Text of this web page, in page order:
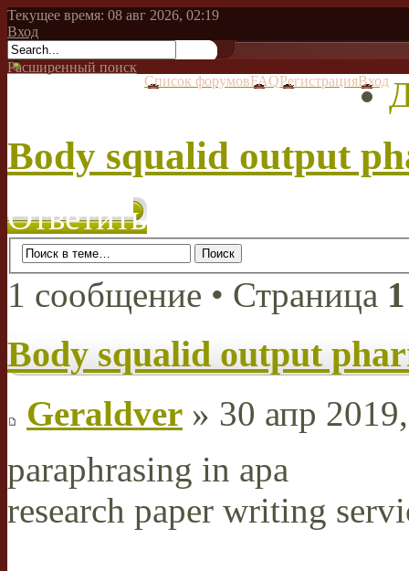
Текущее время: 08 авг 2026, 02:19
Вход
Расширенный поиск
Список форумовFAQРегистрацияВход
Body squalid output
Ответить
1 сообщение • Страница 1
Body squalid output
Geraldver » 30 апр
paraphrasing in apa
research paper writing